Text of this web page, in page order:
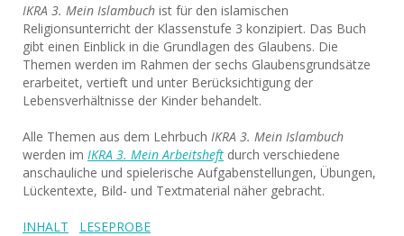
IKRA 3. Mein Islambuch ist für den islamischen
Religionsunterricht der Klassenstufe 3 konzipiert. Das Buch
gibt einen Einblick in die Grundlagen des Glaubens. Die
Themen werden im Rahmen der sechs Glaubensgrundsät­ze
erarbeitet, vertieft und unter Berücksichtigung der
Lebensverhältnisse der Kinder behandelt.
Alle Themen aus dem Lehrbuch IKRA 3. Mein Islambuch
werden im IKRA 3. Mein Arbeitsheft durch verschiedene
anschauliche und spielerische Aufgabenstellungen, Übungen,
Lückentexte, Bild- und Textmaterial näher gebracht.
INHALT LESEPROBE